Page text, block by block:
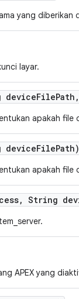
yang diberikan
layar.
deviceFilePath ,
apakah
deviceFilePath)
apakah file
, String
APEX yang